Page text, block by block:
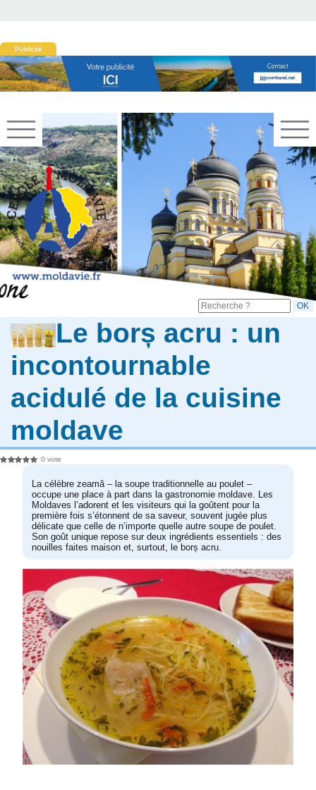
Publicité
Le borș acru : un
incontournable
acidulé de la cuisine
moldave
0 vote
La célèbre zeamă – la soupe traditionnelle au poulet –
occupe une place à part dans la gastronomie moldave. Les
Moldaves l’adorent et les visiteurs qui la goûtent pour la
première fois s’étonnent de sa saveur, souvent jugée plus
délicate que celle de n’importe quelle autre soupe de poulet.
Son goût unique repose sur deux ingrédients essentiels : des
nouilles faites maison et, surtout, le borș acru.